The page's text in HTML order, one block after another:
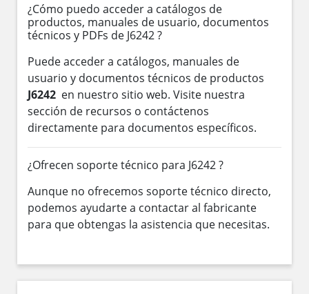
¿Cómo puedo acceder a catálogos de
productos, manuales de usuario, documentos
técnicos y PDFs de J6242 ?
Puede acceder a catálogos, manuales de
usuario y documentos técnicos de productos
J6242 en nuestro sitio web. Visite nuestra
sección de recursos o contáctenos
directamente para documentos específicos.
¿Ofrecen soporte técnico para J6242 ?
Aunque no ofrecemos soporte técnico directo,
podemos ayudarte a contactar al fabricante
para que obtengas la asistencia que necesitas.